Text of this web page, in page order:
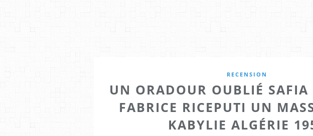
RECENSION
UN ORADOUR OUBLIÉ SAFIA
FABRICE RICEPUTI UN
KABYLIE ALGÉRIE